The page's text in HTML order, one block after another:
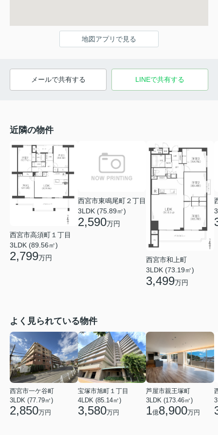
地図アプリで見る
メールで共有する LINEで共有する
近隣の物件
西宮市高須町１丁目
3LDK (89.56㎡)
2,799万円
西宮市東鳴尾町２丁目
3LDK (75.89㎡)
2,590万円
西宮市和上町
3LDK (73.19㎡)
3,499万円
よく見られている物件
西宮市一ケ谷町
3LDK (77.79㎡)
2,850万円
宝塚市旭町１丁目
4LDK (85.14㎡)
3,580万円
芦屋市親王塚町
3LDK (173.46㎡)
1億8,900万円